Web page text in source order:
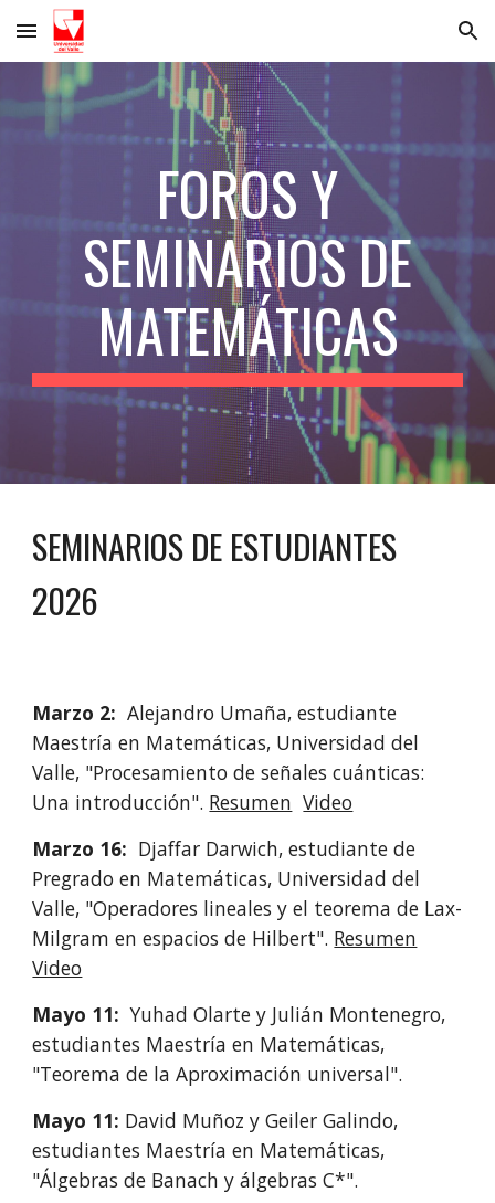
Skip to main content Skip to navigation
FOROS Y
SEMINARIOS DE
MATEMÁTICAS
SEMINARIOS DE ESTUDIANTES
2026
Marzo 2:Alejandro Umaña, estudiante
Maestría en Matemáticas, Universidad del
Valle, "Procesamiento de señales cuánticas:
Una introducción". Resumen Video
Marzo 16: Djaffar Darwich, estudiante de
Pregrado en Matemáticas, Universidad del
Valle, "Operadores lineales y el teorema de Lax-
Milgram en espacios de Hilbert". Resumen
Video
Mayo 11:Yuhad Olarte y Julián Montenegro,
estudiantes Maestría en Matemáticas,
"Teorema de la Aproximación universal".
Mayo 11: David Muñoz y Geiler Galindo,
estudiantes Maestría en Matemáticas,
"Álgebras de Banach y álgebras C*".